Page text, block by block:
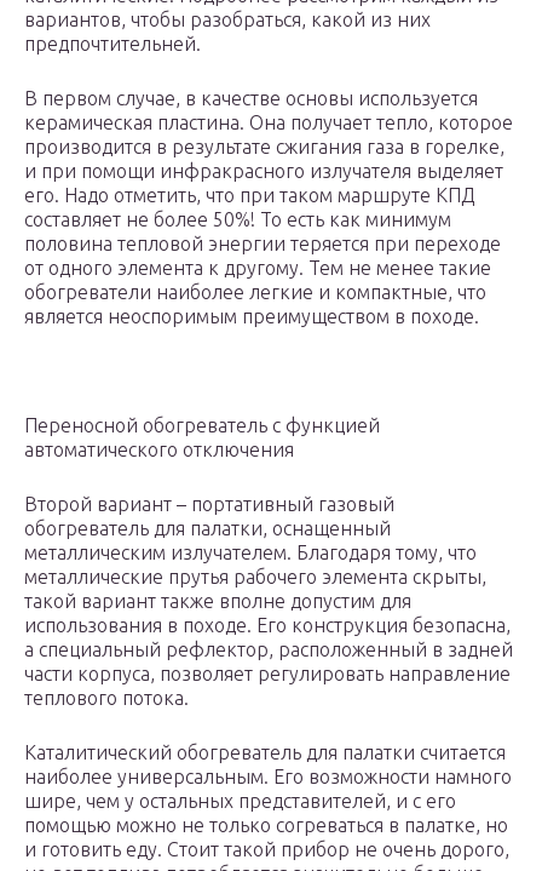
вариантов, чтобы разобраться, какой из них
предпочтительней.
В первом случае, в качестве основы используется
керамическая пластина. Она получает тепло, которое
производится в результате сжигания газа в горелке,
и при помощи инфракрасного излучателя выделяет
его. Надо отметить, что при таком маршруте КПД
составляет не более 50%! То есть как минимум
половина тепловой энергии теряется при переходе
от одного элемента к другому. Тем не менее такие
обогреватели наиболее легкие и компактные, что
является неоспоримым преимуществом в походе.
Переносной обогреватель с функцией
автоматического отключения
Второй вариант – портативный газовый
обогреватель для палатки, оснащенный
металлическим излучателем. Благодаря тому, что
металлические прутья рабочего элемента скрыты,
такой вариант также вполне допустим для
использования в походе. Его конструкция безопасна,
а специальный рефлектор, расположенный в задней
части корпуса, позволяет регулировать направление
теплового потока.
Каталитический обогреватель для палатки считается
наиболее универсальным. Его возможности намного
шире, чем у остальных представителей, и с его
помощью можно не только согреваться в палатке, но
и готовить еду. Стоит такой прибор не очень дорого,